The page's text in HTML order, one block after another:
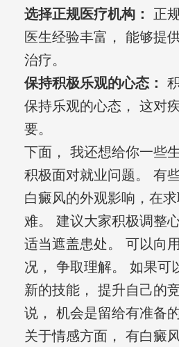
选择正规医疗机构：
正
医生经验丰富， 能够提
治疗。
保持积极乐观的心态：
保持乐观的心态， 这对
要。
下面， 我还想给你一些
积极面对就业问题。 有
白癜风的外观影响，在
难。 建议大家积极调整
适当遮盖患处。 可以向
况， 争取理解。 如果可
新的技能， 提升自己的
说， 机会是留给有准备
关于情感方面， 有白癜